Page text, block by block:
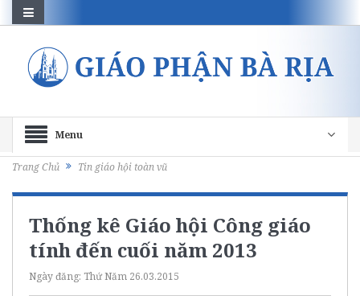
Menu
Trang Chủ Tin giáo hội toàn vũ
Thống kê Giáo hội Công giáo
tính đến cuối năm 2013
Ngày đăng: Thứ Năm 26.03.2015